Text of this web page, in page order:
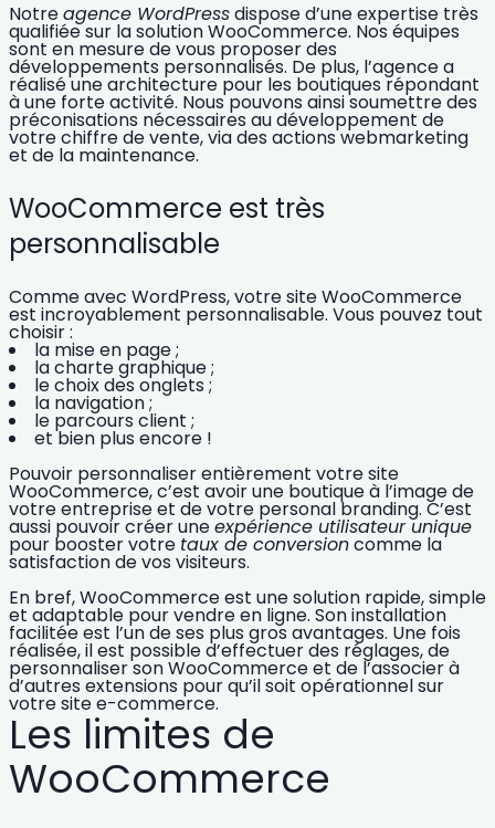
Notreagence WordPressdispose d’une expertise très
qualifiée sur la solution WooCommerce. Nos équipes
sont en mesure de vous proposer des
développements personnalisés. De plus, l’agence a
réalisé une architecture pour les boutiques répondant
à une forte activité. Nous pouvons ainsi soumettre des
préconisations nécessaires au développement de
votre chiffre de vente, via des actions webmarketing
et de la maintenance.
WooCommerce est très
personnalisable
Comme avec WordPress, votre siteWooCommerce
est incroyablement personnalisable. Vous pouvez tout
choisir :
la mise en page ;
la charte graphique ;
le choix des onglets ;
la navigation ;
le parcours client ;
et bien plus encore !
Pouvoir personnaliser entièrement votre site
WooCommerce, c’est avoir une boutiqueà l’image de
votre entreprise et de votre personal branding. C’est
aussi pouvoir créer uneexpérience utilisateur unique
pour booster votre taux de conversioncomme la
satisfaction de vos visiteurs.
En bref, WooCommerce est une solution rapide, simple
et adaptable pour vendre en ligne. Son installation
facilitée est l’un de ses plus gros avantages. Une fois
réalisée, il est possible d’effectuer des réglages, de
personnaliser son WooCommerce et de l’associer à
d’autres extensions pour qu’il soit opérationnel sur
votre site e-commerce.
Les limites de
WooCommerce